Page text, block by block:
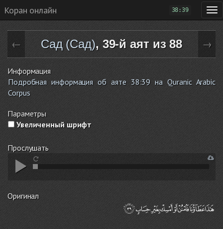
Коран онлайн 38:39
← Сад (Сад), 39-й аят из 88 →
Информация
Подробная информация об аяте 38:39 на Quranic Arabic
Corpus
Параметры
Увеличенный шрифт
Прослушать
Оригинал